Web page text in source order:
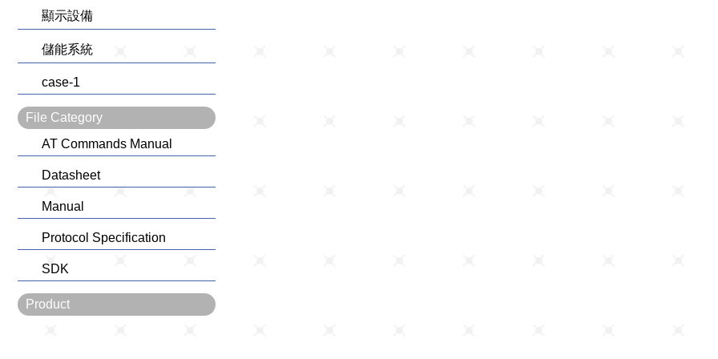
顯示設備
儲能系統
case-1
File Category
AT Commands Manual
Datasheet
Manual
Protocol Specification
SDK
Product